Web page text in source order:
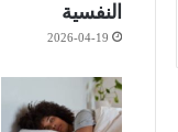
النفسية
2026-04-19